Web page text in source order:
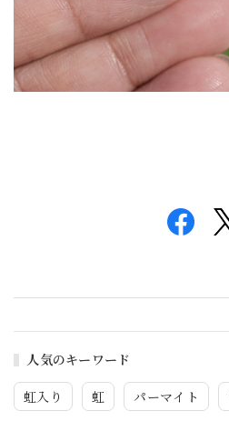
人気のキーワード
虹入り 虹 パーマイト